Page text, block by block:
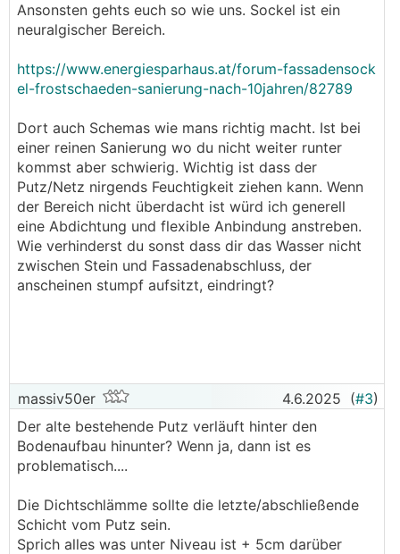
Ansonsten gehts euch so wie uns. Sockel ist ein
neuralgischer Bereich.
https://www.energiesparhaus.at/forum-fassadensock
el-frostschaeden-sanierung-nach-10jahren/82789
Dort auch Schemas wie mans richtig macht. Ist bei
einer reinen Sanierung wo du nicht weiter runter
kommst aber schwierig. Wichtig ist dass der
Putz/Netz nirgends Feuchtigkeit ziehen kann. Wenn
der Bereich nicht überdacht ist würd ich generell
eine Abdichtung und flexible Anbindung anstreben.
Wie verhinderst du sonst dass dir das Wasser nicht
zwischen Stein und Fassadenabschluss, der
anscheinen stumpf aufsitzt, eindringt?
massiv50er 4.6.2025 (#3)
Der alte bestehende Putz verläuft hinter den
Bodenaufbau hinunter? Wenn ja, dann ist es
problematisch....
Die Dichtschlämme sollte die letzte/abschließende
Schicht vom Putz sein.
Sprich alles was unter Niveau ist + 5cm darüber